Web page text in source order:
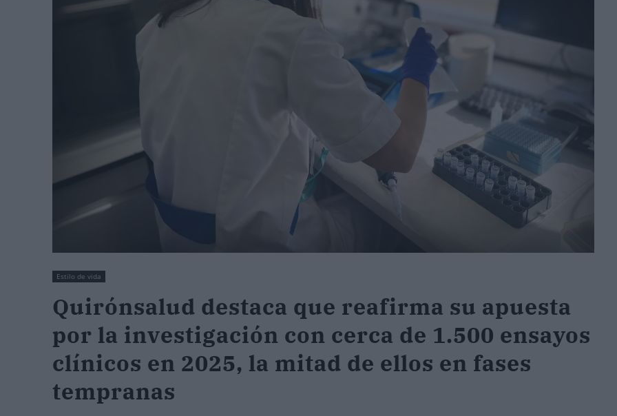
Estilo de vida
Quirónsalud destaca que reafirma su apuesta
por la investigación con cerca de 1.500 ensayos
clínicos en 2025, la mitad de ellos en fases
tempranas